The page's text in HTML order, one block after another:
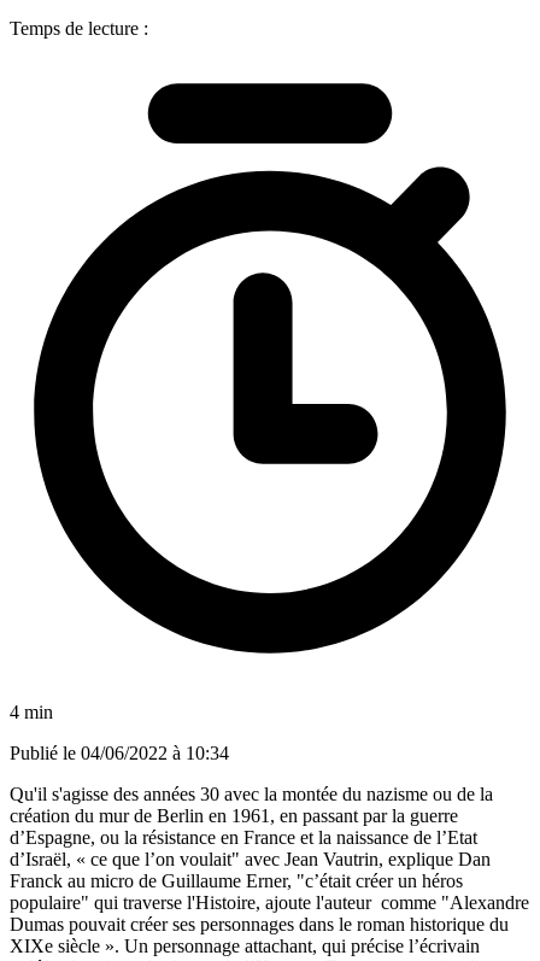
Temps de lecture :
4 min
Publié le 04/06/2022 à 10:34
Qu'il s'agisse des années 30 avec la montée du nazisme ou de la
création du mur de Berlin en 1961, en passant par la guerre
d’Espagne, ou la résistance en France et la naissance de l’Etat
d’Israël, « ce que l’on voulait" avec Jean Vautrin, explique Dan
Franck au micro de Guillaume Erner, "c’était créer un héros
populaire" qui traverse l'Histoire, ajoute l'auteur comme "Alexandre
Dumas pouvait créer ses personnages dans le roman historique du
XIXe siècle ». Un personnage attachant, qui précise l’écrivain